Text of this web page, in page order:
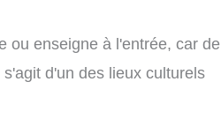
ou enseigne à l'entrée, car de
d'un des lieux culturels